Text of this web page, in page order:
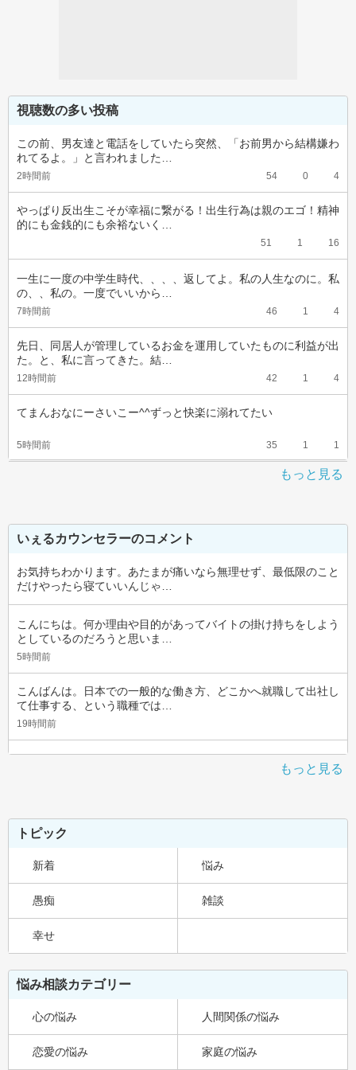
視聴数の多い投稿
この前、男友達と電話をしていたら突然、「お前男から結構嫌わ
れてるよ。」と言われました…
2時間前 54 0 4
やっぱり反出生こそが幸福に繋がる！出生行為は親のエゴ！精神
的にも金銭的にも余裕ないく…
51 1 16
一生に一度の中学生時代、、、、返してよ。私の人生なのに。私
の、、私の。一度でいいから…
7時間前 46 1 4
先日、同居人が管理しているお金を運用していたものに利益が出
た。と、私に言ってきた。結…
12時間前 42 1 4
てまんおなにーさいこー^^ずっと快楽に溺れてたい
5時間前 35 1 1
もっと見る
いぇるカウンセラーのコメント
お気持ちわかります。あたまが痛いなら無理せず、最低限のこと
だけやったら寝ていいんじゃ…
こんにちは。何か理由や目的があってバイトの掛け持ちをしよう
としているのだろうと思いま…
5時間前
こんばんは。日本での一般的な働き方、どこかへ就職して出社し
て仕事する、という職種では…
19時間前
もっと見る
トピック
新着 悩み
愚痴 雑談
幸せ
悩み相談カテゴリー
心の悩み 人間関係の悩み
恋愛の悩み 家庭の悩み